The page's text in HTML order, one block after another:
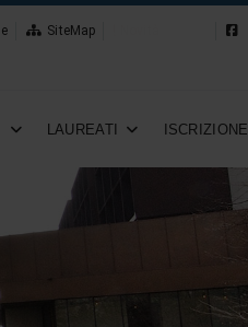
SiteMap
LAUREATI ISCRIZIONE